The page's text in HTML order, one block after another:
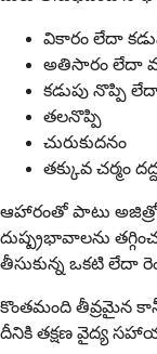
వికారం లేదా
అతిసారం లేదా
కడుపు నొప్పి
తలనొప్పి
చురుకుదనం
తక్కువ చర్మం
ఆహారంతో పాటు
దుష్ప్రభావాలను
తీసుకున్న ఒకటి లేదా
కొంతమంది తీవ్రమైన
దీనికి తక్షణ వైద్య